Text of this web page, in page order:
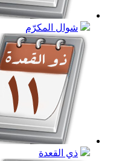
شوال المكرّم
ذي القعدة